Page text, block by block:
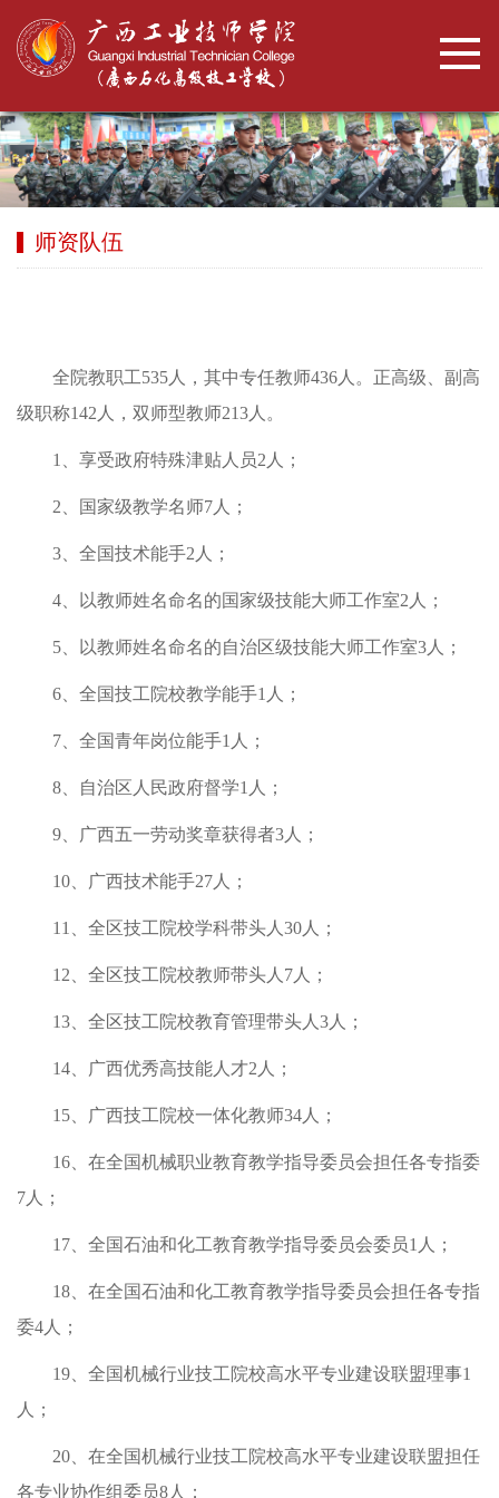
师资队伍
全院教职工535人，其中专任教师436人。正高级、副高
级职称142人，双师型教师213人。
1、享受政府特殊津贴人员2人；
2、国家级教学名师7人；
3、全国技术能手2人；
4、以教师姓名命名的国家级技能大师工作室2人；
5、以教师姓名命名的自治区级技能大师工作室3人；
6、全国技工院校教学能手1人；
7、全国青年岗位能手1人；
8、自治区人民政府督学1人；
9、广西五一劳动奖章获得者3人；
10、广西技术能手27人；
11、全区技工院校学科带头人30人；
12、全区技工院校教师带头人7人；
13、全区技工院校教育管理带头人3人；
14、广西优秀高技能人才2人；
15、广西技工院校一体化教师34人；
16、在全国机械职业教育教学指导委员会担任各专指委
7人；
17、全国石油和化工教育教学指导委员会委员1人；
18、在全国石油和化工教育教学指导委员会担任各专指
委4人；
19、全国机械行业技工院校高水平专业建设联盟理事1
人；
20、在全国机械行业技工院校高水平专业建设联盟担任
各专业协作组委员8人；